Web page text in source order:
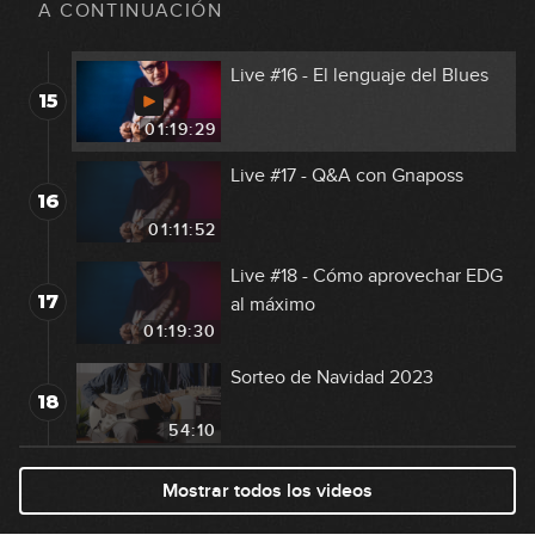
A CONTINUACIÓN
15
01:19:29
Live #16 - El lenguaje del Blues
16
01:11:52
Live #17 - Q&A con Gnaposs
17
01:19:30
Live #18 - Cómo aprovechar EDG
al máximo
18
54:10
Sorteo de Navidad 2023
Live #20 - El modo dórico
Mostrar todos los videos